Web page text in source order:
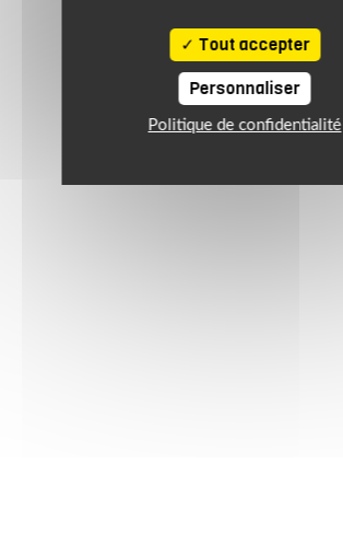
Tout accepter
Personnaliser
Politique de confidentialité